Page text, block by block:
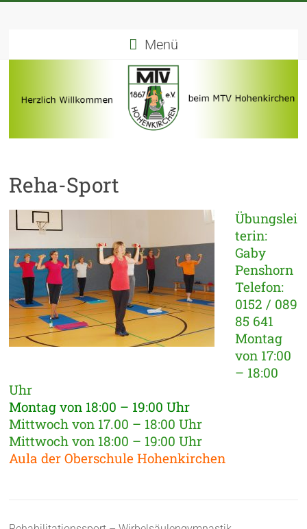
Menü
Reha-Sport
Übungslei
terin:
Gaby
Penshorn
Telefon:
0152 / 089
85 641
Montag
von 17:00
– 18:00
Uhr
Montag von 18:00 – 19:00 Uhr
Mittwoch von 17.00 – 18:00 Uhr
Mittwoch von 18:00 – 19:00 Uhr
Aula der Oberschule Hohenkirchen